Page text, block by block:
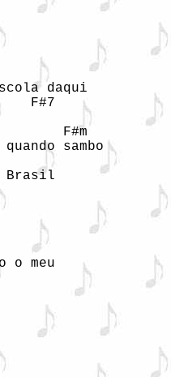
daqui
F#7
F#m
sambo
Brasil
o meu